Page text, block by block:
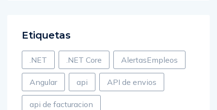
Etiquetas
.NET .NET Core AlertasEmpleos
Angular api API de envios
api de facturacion